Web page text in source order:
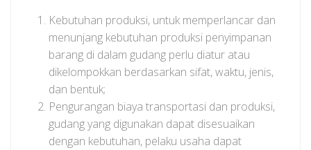
Kebutuhan produksi, untuk memperlancar dan
menunjang kebutuhan produksi penyimpanan
barang di dalam gudang perlu diatur atau
dikelompokkan berdasarkan sifat, waktu, jenis,
dan bentuk;
Pengurangan biaya transportasi dan produksi,
gudang yang digunakan dapat disesuaikan
dengan kebutuhan, pelaku usaha dapat